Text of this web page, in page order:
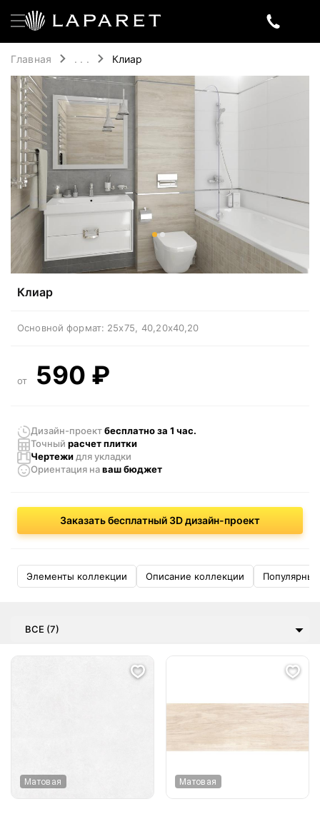
Главная . . . Клиар
Клиар
Основной формат: 25x75 40,20x40,20
от 590 ₽
Дизайн-проектбесплатно за 1 час.
Точный расчет плитки
Чертежи для укладки
Ориентация наваш бюджет
Заказать бесплатный 3D дизайн-проект
Элементы коллекции Описание коллекции
ВСЕ (7)
Матовая Матовая